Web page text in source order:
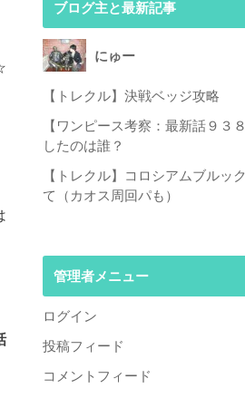
ブログ主と最新記事
にゅー
【トレクル】決戦ベッジ攻略
【ワンピース考察：最新話９３
したのは誰？
【トレクル】コロシアムブルッ
て（カオス周回パも）
管理者メニュー
ログイン
投稿フィード
コメントフィード